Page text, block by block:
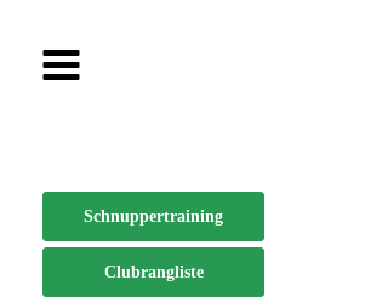
Schnuppertraining
Clubrangliste